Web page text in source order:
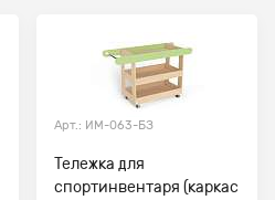
Арт.: ИМ-063-БЗ
Тележка для
спортинвентаря (каркас